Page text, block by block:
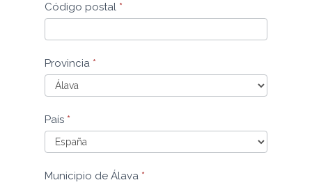
Código postal *
Provincia *
País *
Municipio de Álava *